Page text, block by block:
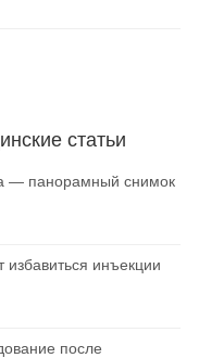
статьи
— панорамный снимок
инъекции
после